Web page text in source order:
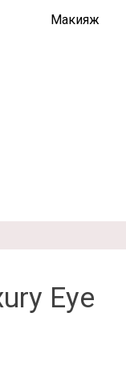
Макияж
Eye